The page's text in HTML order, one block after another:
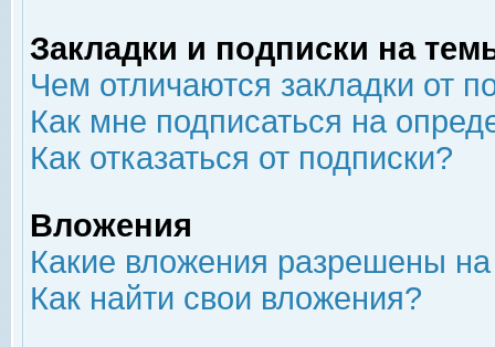
Закладки и подписки на
Чем отличаются закладки от
Как мне подписаться на
Как отказаться от подписки?
Вложения
Какие вложения разрешены
Как найти свои вложения?